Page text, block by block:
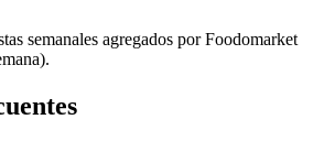
semanales agregados por Foodomarket